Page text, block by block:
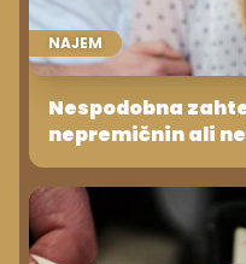
NAJEM
Nespodobna
nepremičnin ali
običajnega?